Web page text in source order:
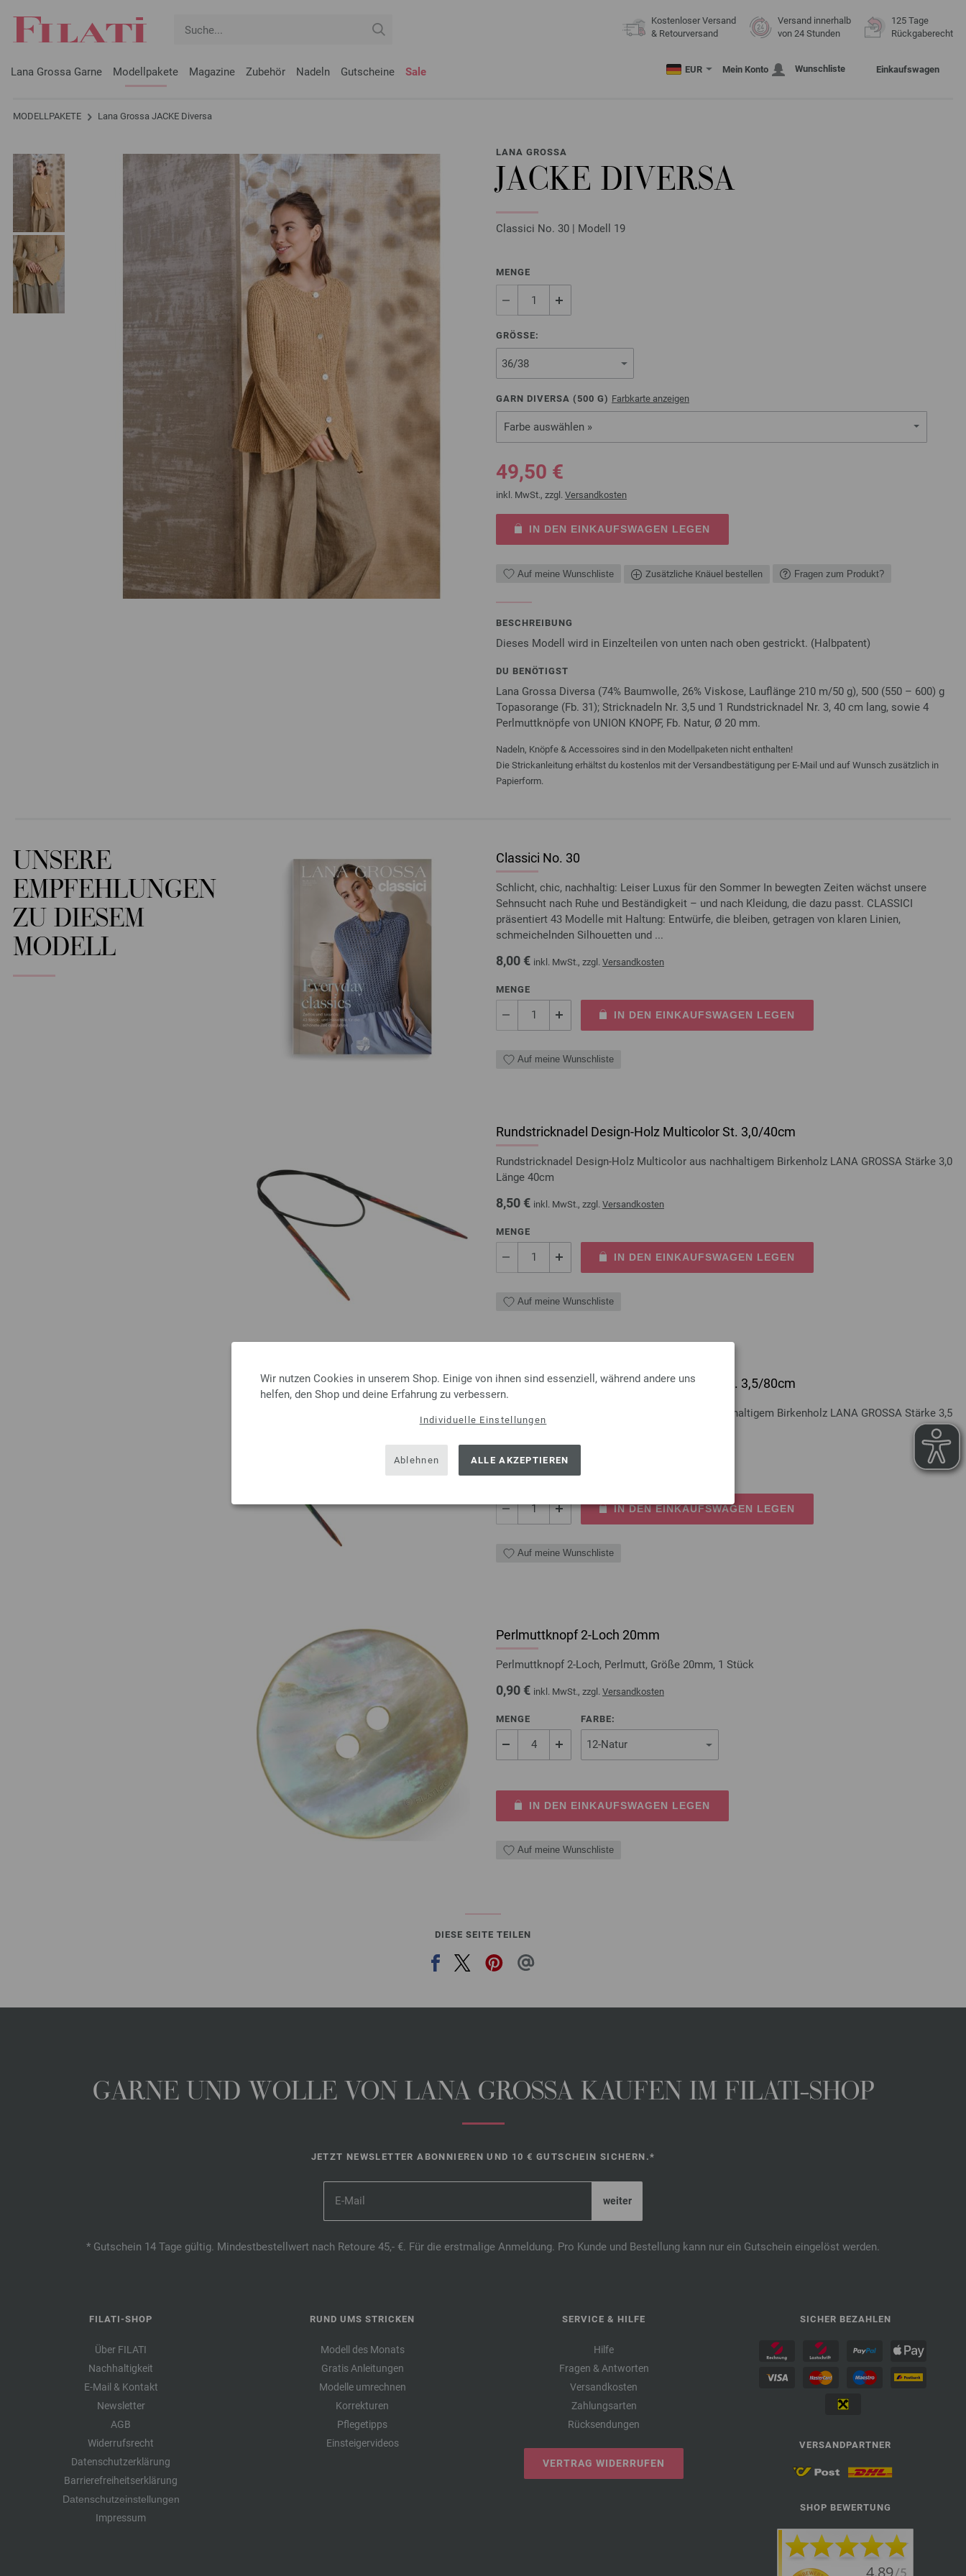
Wir nutzen Cookies in unserem Shop. Einige von ihnen sind essenziell, während andere uns
helfen, den Shop und deine Erfahrung zu verbessern.
Individuelle Einstellungen
Ablehnen ALLE AKZEPTIEREN
Kostenloser Versand
& Retourversand
Versand innerhalb
von 24 Stunden
125 Tage
Rückgaberecht
Lana Grossa Garne Modellpakete Magazine Zubehör Nadeln Gutscheine Sale EUR Mein Konto Wunschliste Einkaufswagen
MODELLPAKETE Lana Grossa JACKE Diversa
LANA GROSSA
JACKE DIVERSA
Classici No. 30 | Modell 19
MENGE
GRÖSSE:
GARN DIVERSA ( 500 G) Farbkarte anzeigen
Farbe auswählen »
49,50 €
inkl. MwSt., zzgl. Versandkosten
IN DEN EINKAUFSWAGEN LEGEN
Auf meine Wunschliste Zusätzliche Knäuel bestellen Fragen zum Produkt?
BESCHREIBUNG
Dieses Modell wird in Einzelteilen von unten nach oben gestrickt. (Halbpatent)
DU BENÖTIGST
Lana Grossa Diversa (74% Baumwolle, 26% Viskose, Lauflänge 210 m/50 g), 500 (550 – 600) g
Topasorange (Fb. 31); Stricknadeln Nr. 3,5 und 1 Rundstricknadel Nr. 3, 40 cm lang, sowie 4
Perlmuttknöpfe von UNION KNOPF, Fb. Natur, Ø 20 mm.
Nadeln, Knöpfe & Accessoires sind in den Modellpaketen nicht enthalten!
Die Strickanleitung erhältst du kostenlos mit der Versandbestätigung per E-Mail und auf Wunsch zusätzlich in
Papierform.
UNSERE
EMPFEHLUNGEN
ZU DIESEM
MODELL
Classici No. 30
Schlicht, chic, nachhaltig: Leiser Luxus für den Sommer In bewegten Zeiten wächst unsere
Sehnsucht nach Ruhe und Beständigkeit – und nach Kleidung, die dazu passt. CLASSICI
präsentiert 43 Modelle mit Haltung: Entwürfe, die bleiben, getragen von klaren Linien,
schmeichelnden Silhouetten und ...
8,00 € inkl. MwSt., zzgl. Versandkosten
MENGE
IN DEN EINKAUFSWAGEN LEGEN
Auf meine Wunschliste
Rundstricknadel Design-Holz Multicolor St. 3,0/40cm
Rundstricknadel Design-Holz Multicolor aus nachhaltigem Birkenholz LANA GROSSA Stärke 3,0
Länge 40cm
8,50 € inkl. MwSt., zzgl. Versandkosten
MENGE
IN DEN EINKAUFSWAGEN LEGEN
Auf meine Wunschliste
Rundstricknadel Design-Holz Multicolor St. 3,5/80cm
Rundstricknadel Design-Holz Multicolor aus nachhaltigem Birkenholz LANA GROSSA Stärke 3,5
Länge 80cm
8,50 € inkl. MwSt., zzgl.
IN DEN EINKAUFSWAGEN LEGEN
Auf meine Wunschliste
Perlmuttknopf 2-Loch 20mm
Perlmuttknopf 2-Loch, Perlmutt, Größe 20mm, 1 Stück
0,90 € inkl. MwSt., zzgl. Versandkosten
MENGE FARBE:
IN DEN EINKAUFSWAGEN LEGEN
Auf meine Wunschliste
DIESE SEITE TEILEN
GARNE UND WOLLE VON LANA GROSSA KAUFEN IM FILATI-SHOP
JETZT NEWSLETTER ABONNIEREN UND 10 € GUTSCHEIN SICHERN.*
* Gutschein 14 Tage gültig. Mindestbestellwert nach Retoure 45,- €. Für die erstmalige Anmeldung. Pro Kunde und Bestellung kann nur ein Gutschein eingelöst werden.
FILATI-SHOP
Über FILATI
Nachhaltigkeit
E-Mail & Kontakt
Newsletter
AGB
Widerrufsrecht
Datenschutzerklärung
Barrierefreiheitserklärung
Datenschutzeinstellungen
Impressum
RUND UMS STRICKEN
Modell des Monats
Gratis Anleitungen
Modelle umrechnen
Korrekturen
Pflegetipps
Einsteigervideos
SERVICE & HILFE
Hilfe
Fragen & Antworten
Versandkosten
Zahlungsarten
Rücksendungen
VERTRAG WIDERRUFEN
SICHER BEZAHLEN
VERSANDPARTNER
SHOP BEWERTUNG